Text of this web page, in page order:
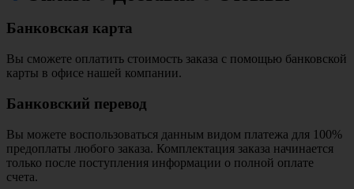
Банковская карта
Вы сможете оплатить стоимость заказа с помощью банковской
карты в офисе нашей компании.
Банковский перевод
Вы можете воспользоваться данным видом платежа для 100%
предоплаты любого заказа. Комплектация заказа начинается
только после поступления информации о полной оплате
счета.